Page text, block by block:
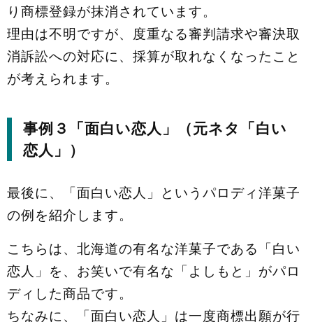
り商標登録が抹消されています。
理由は不明ですが、度重なる審判請求や審決取
消訴訟への対応に、採算が取れなくなったこと
が考えられます。
事例３「面白い恋人」（元ネタ「白い
恋人」）
最後に、「面白い恋人」というパロディ洋菓子
の例を紹介します。
こちらは、北海道の有名な洋菓子である「白い
恋人」を、お笑いで有名な「よしもと」がパロ
ディした商品です。
ちなみに、「面白い恋人」は一度商標出願が行